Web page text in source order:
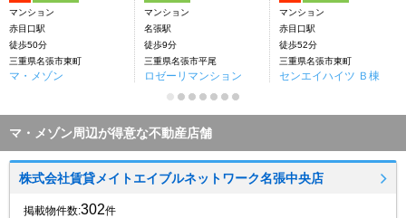
マンション
赤目口駅
徒歩50分
三重県名張市東町
マ・メゾン
マンション
名張駅
徒歩9分
三重県名張市平尾
ロゼーリマンション
マンション
赤目口駅
徒歩52分
三重県名張市東町
センエイハイツ Ｂ棟
マ・メゾン周辺が得意な不動産店舗
株式会社賃貸メイトエイブルネットワーク名張中央店
掲載物件数:302件